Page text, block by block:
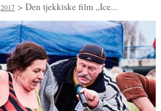
2017> Den tjekkiske film „Ice...